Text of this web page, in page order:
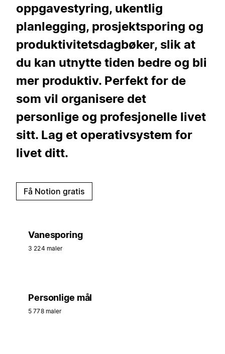
oppgavestyring, ukentlig
planlegging, prosjektsporing og
produktivitetsdagbøker, slik at
du kan utnytte tiden bedre og bli
mer produktiv. Perfekt for de
som vil organisere det
personlige og profesjonelle livet
sitt. Lag et operativsystem for
livet ditt.
Få Notion gratis
Vanesporing
3 224 maler
Personlige mål
5 778 maler